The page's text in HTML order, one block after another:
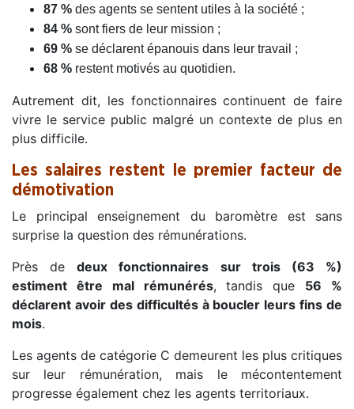
87 % des agents se sentent utiles à la société ;
84 % sont fiers de leur mission ;
69 % se déclarent épanouis dans leur travail ;
68 % restent motivés au quotidien.
Autrement dit, les fonctionnaires continuent de faire
vivre le service public malgré un contexte de plus en
plus difficile.
Les salaires restent le premier facteur de
démotivation
Le principal enseignement du baromètre est sans
surprise la question des rémunérations.
Près dedeux fonctionnaires sur trois (63 %)
estiment être mal rémunérés, tandis que 56 %
déclarent avoir des difficultés à boucler leurs fins de
mois.
Les agents de catégorie C demeurent les plus critiques
sur leur rémunération, mais le mécontentement
progresse également chez les agents territoriaux.